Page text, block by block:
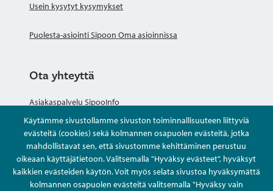
Käytämme sivustollamme sivuston toiminnallisuuteen liittyviä
evästeitä (cookies) sekä kolmannen osapuolen evästeitä, jotka
mahdollistavat sen, että sivustomme kehittäminen perustuu
oikeaan käyttäjätietoon. Valitsemalla "Hyväksy evästeet", hyväksyt
kaikkien evästeiden käytön. Voit myös selata sivustoa hyväksymättä
kolmannen osapuolen evästeitä valitsemalla "Hyväksy vain
Usein kysytyt kysymykset
Puolesta-asiointi Sipoon Oma asioinnissa
Ota yhteyttä
Asiakaspalvelu SipooInfo
Anna palautetta nimettömästi
Kysy tai asioi
Yhteystiedot